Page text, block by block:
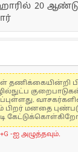
20
தணிக்கையின்றி
பிறர் மனதை
-ஐ அழுத்தவும்.